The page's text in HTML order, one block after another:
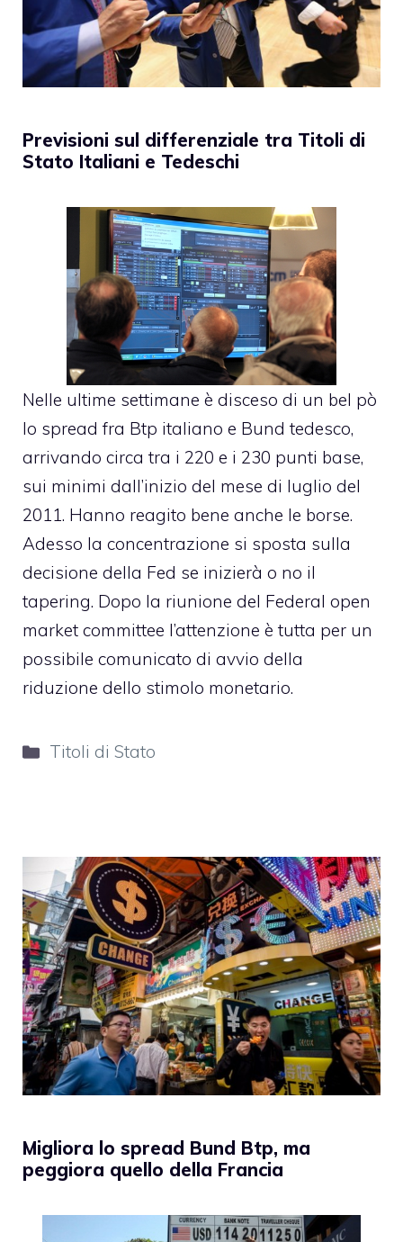
Previsioni sul differenziale tra Titoli di
Stato Italiani e Tedeschi
Nelle ultime settimane è disceso di un bel pò
lo spread fra Btp italiano e Bund tedesco,
arrivando circa tra i 220 e i 230 punti base,
sui minimi dall’inizio del mese di luglio del
2011. Hanno reagito bene anche le borse.
Adesso la concentrazione si sposta sulla
decisione della Fed se inizierà o no il
tapering. Dopo la riunione del Federal open
market committee l’attenzione è tutta per un
possibile comunicato di avvio della
riduzione dello stimolo monetario.
Categorie
Titoli di Stato
Migliora lo spread Bund Btp, ma
peggiora quello della Francia